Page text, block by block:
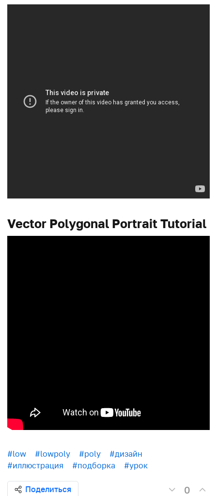
Vector Polygonal Portrait Tutorial
#low #lowpoly #poly
#дизайн
#иллюстрация
#подборка #урок
Поделиться 0